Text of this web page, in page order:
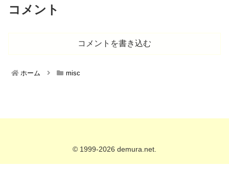
コメント
コメントを書き込む
ホーム misc
© 1999-2026 demura.net.